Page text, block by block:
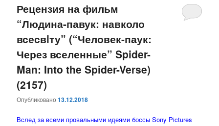
Рецензия на фильм
“Людина-павук: навколо
всесвiту” (“Человек-паук:
Через вселенные” Spider-
Man: Into the Spider-Verse)
(2157)
Опубликовано13.12.2018
Вслед за всеми провальными идеями боссы Sony Pictures